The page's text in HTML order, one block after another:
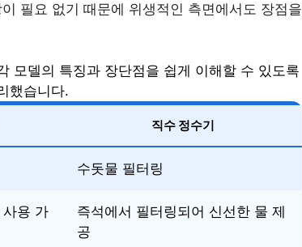
필요 없기 때문에 위생적인 측면에서도 장점을
모델의 특징과 장단점을 쉽게 이해할 수 있도록
했습니다.
직수 정수기
수돗물 필터링
용 가
즉석에서 필터링되어 신선한 물 제
공